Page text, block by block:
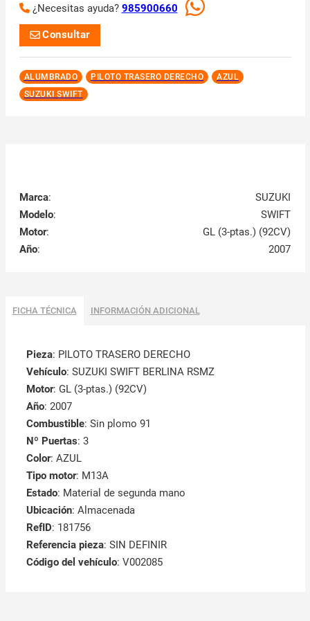
¿Necesitas ayuda? 985900660
Consultar
ALUMBRADO PILOTO TRASERO DERECHO
AZUL
SUZUKI SWIFT
Marca:
SUZUKI
Modelo:
SWIFT
Motor:
GL (3-ptas.) (92CV)
Año: 2007
FICHA TÉCNICA INFORMACIÓN ADICIONAL
Pieza: PILOTO TRASERO DERECHO
Vehículo: SUZUKI SWIFT BERLINA RSMZ
Motor: GL (3-ptas.) (92CV)
Año: 2007
Combustible: Sin plomo 91
Nº Puertas: 3
Color: AZUL
Tipo motor: M13A
Estado: Material de segunda mano
Ubicación: Almacenada
RefID: 181756
Referencia pieza: SIN DEFINIR
Código del vehículo: V002085